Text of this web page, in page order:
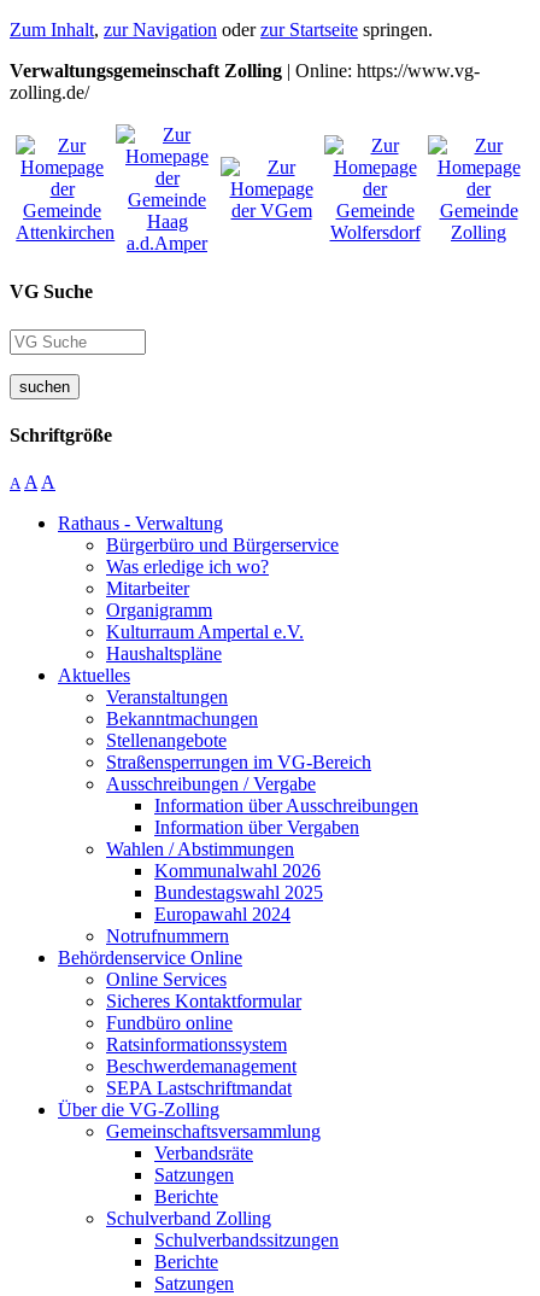
Zum Inhalt, zur Navigation oderzur Startseite springen.
Verwaltungsgemeinschaft Zolling | Online: https://www.vg-
zolling.de/
VG Suche
suchen
Schriftgröße
A A A
Rathaus - Verwaltung
Bürgerbüro und Bürgerservice
Was erledige ich wo?
Mitarbeiter
Organigramm
Kulturraum Ampertal e.V.
Haushaltspläne
Aktuelles
Veranstaltungen
Bekanntmachungen
Stellenangebote
Straßensperrungen im VG-Bereich
Ausschreibungen / Vergabe
Information über Ausschreibungen
Information über Vergaben
Wahlen / Abstimmungen
Kommunalwahl 2026
Bundestagswahl 2025
Europawahl 2024
Notrufnummern
Behördenservice Online
Online Services
Sicheres Kontaktformular
Fundbüro online
Ratsinformationssystem
Beschwerdemanagement
SEPA Lastschriftmandat
Über die VG-Zolling
Gemeinschaftsversammlung
Verbandsräte
Satzungen
Berichte
Schulverband Zolling
Schulverbandssitzungen
Berichte
Satzungen